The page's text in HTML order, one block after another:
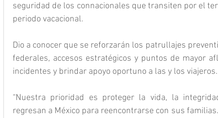
seguridad de los connacionales que transiten por el
periodo vacacional.
Dio a conocer que se reforzarán los patrullajes
federales, accesos estratégicos y puntos de mayor
incidentes y brindar apoyo oportuno a las y los viajeros.
“Nuestra prioridad es proteger la vida, la
regresan a México para reencontrarse con sus